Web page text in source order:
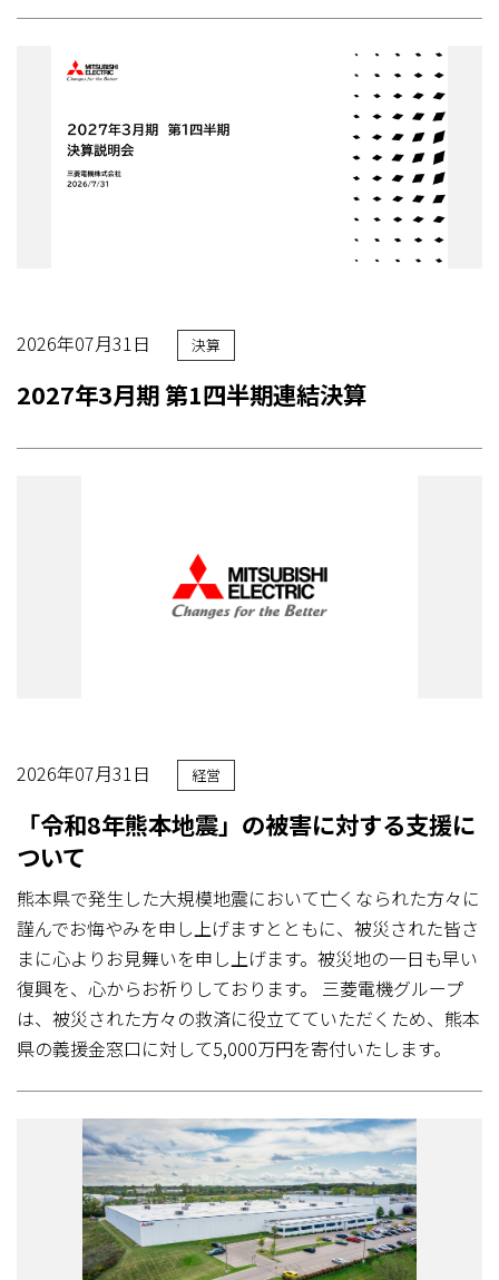
2026年07月31日 決算
2027年3月期 第1四半期連結決算
2026年07月31日 経営
「令和8年熊本地震」の被害に対する支援に
ついて
熊本県で発生した大規模地震において亡くなられた方々に
謹んでお悔やみを申し上げますとともに、被災された皆さ
まに心よりお見舞いを申し上げます。被災地の一日も早い
復興を、心からお祈りしております。 三菱電機グループ
は、被災された方々の救済に役立てていただくため、熊本
県の義援金窓口に対して5,000万円を寄付いたします。